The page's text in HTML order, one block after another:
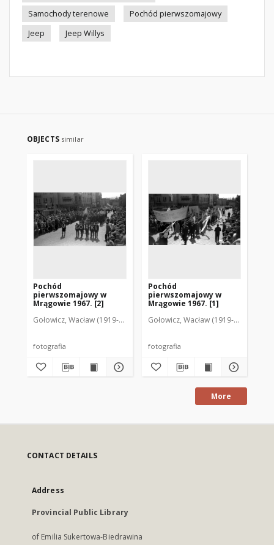
Samochody terenowe
Pochód pierwszomajowy
Jeep
Jeep Willys
OBJECTS similar
Pochód
pierwszomajowy w
Mrągowie 1967. [2]
Gołowicz, Wacław (1919-1983). Fot.
fotografia
Pochód
pierwszomajowy w
Mrągowie 1967. [1]
Gołowicz, Wacław (1919-1983). Fot.
fotografia
More
CONTACT DETAILS
Address
Provincial Public Library
of Emilia Sukertowa-Biedrawina